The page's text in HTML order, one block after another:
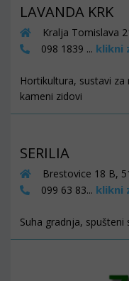
LAVANDA KRK
Kralja Tomislava
098 1839 ... klikni
Hortikultura, sustavi
kameni zidovi
SERILIA
Brestovice 18 B,
099 63 83... klikni
Suha gradnja,